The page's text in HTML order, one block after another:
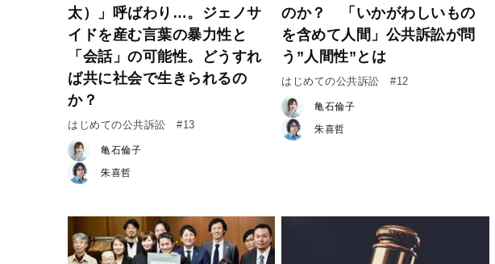
太）」呼ばわり…。ジェノサ
イドを産む言葉の暴力性と
「会話」の可能性。どうすれ
ば共に社会で生きられるの
か？
はじめての公共訴訟 #13
亀石倫子
朱喜哲
のか？ 「いかがわしいもの
を含めて人間」公共訴訟が問
う”人間性”とは
はじめての公共訴訟 #12
亀石倫子
朱喜哲